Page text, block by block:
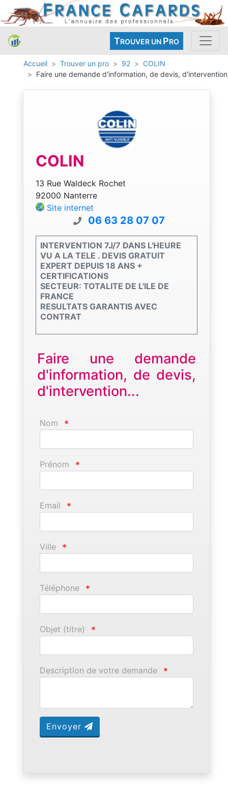
TROUVER UN PRO
Accueil Trouver un pro 92
COLIN
Faire une demande d'information, de devis, d'intervention
COLIN
13 Rue Waldeck Rochet
92000 Nanterre
Site internet
06 63 28 07 07
INTERVENTION 7J/7 DANS L'HEURE
VU A LA TELE . DEVIS GRATUIT
EXPERT DEPUIS 18 ANS +
CERTIFICATIONS
SECTEUR: TOTALITE DE L'ILE DE
FRANCE
RESULTATS GARANTIS AVEC
CONTRAT
Faire une demande
d'information, de devis,
d'intervention...
Nom *
Prénom *
Email *
Ville *
Téléphone *
Objet (titre) *
Description de votre demande *
Envoyer